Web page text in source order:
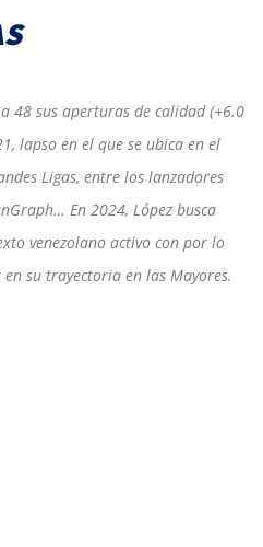
48 sus aperturas de calidad (+6.0
lapso en el que se ubica en el
Ligas, entre los lanzadores
En 2024, López busca
venezolano activo con por lo
su trayectoria en las Mayores.